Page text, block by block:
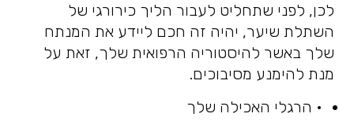
לכן, לפני שתחליט לעבור הליך כירורגי של
השתלת שיער, יהיה זה חכם ליידע את המנתח
שלך באשר להיסטוריה הרפואית שלך, זאת על
מנת להימנע מסיבוכים.
• הרגלי האכילה שלך